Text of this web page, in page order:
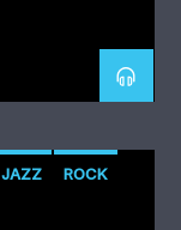
JAZZ ROCK